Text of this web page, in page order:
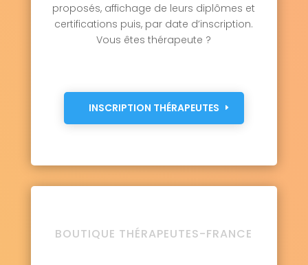
proposés, affichage de leurs diplômes et
certifications puis, par date d’inscription.
Vous êtes thérapeute ?
INSCRIPTION THÉRAPEUTES
BOUTIQUE THÉRAPEUTES-FRANCE